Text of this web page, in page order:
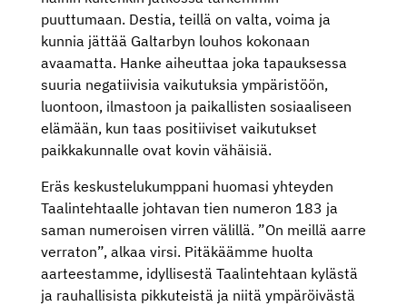
puuttumaan. Destia, teillä on valta, voima ja
kunnia jättää Galtarbyn louhos kokonaan
avaamatta. Hanke aiheuttaa joka tapauksessa
suuria negatiivisia vaikutuksia ympäristöön,
luontoon, ilmastoon ja paikallisten sosiaaliseen
elämään, kun taas positiiviset vaikutukset
paikkakunnalle ovat kovin vähäisiä.
Eräs keskustelukumppani huomasi yhteyden
Taalintehtaalle johtavan tien numeron 183 ja
saman numeroisen virren välillä. ”On meillä aarre
verraton”, alkaa virsi. Pitäkäämme huolta
aarteestamme, idyllisestä Taalintehtaan kylästä
ja rauhallisista pikkuteistä ja niitä ympäröivästä